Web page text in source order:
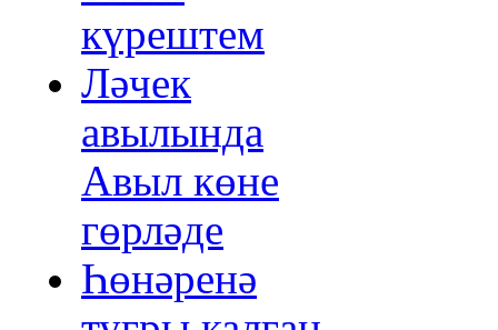
күрештем
Ләчек
авылында
Авыл көне
гөрләде
Һөнәренә